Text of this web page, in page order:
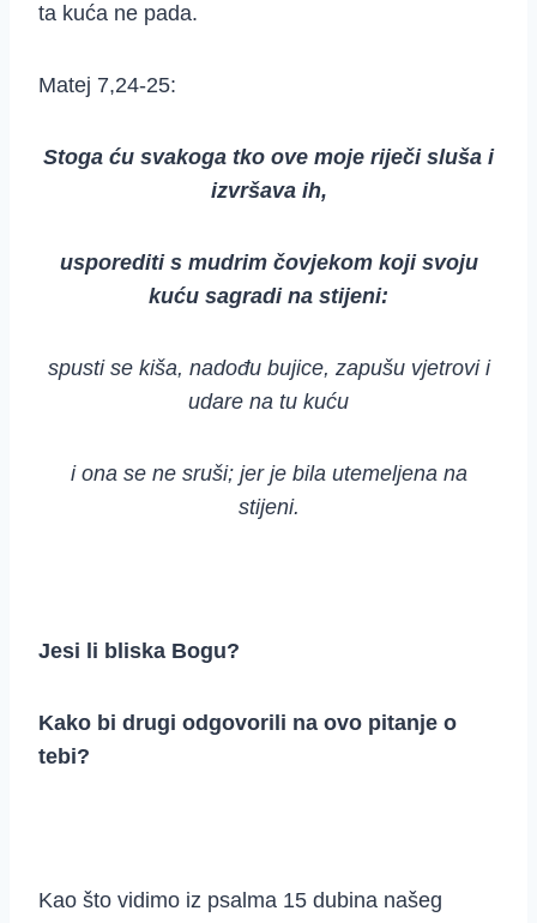
ta kuća ne pada.
Matej 7,24-25:
Stoga ću svakoga tko ove moje riječi sluša i
izvršava ih,
usporediti s mudrim čovjekom koji svoju
kuću sagradi na stijeni:
spusti se kiša, nadođu bujice, zapušu vjetrovi i
udare na tu kuću
i ona se ne sruši; jer je bila utemeljena na
stijeni.
Jesi li bliska Bogu?
Kako bi drugi odgovorili na ovo pitanje o
tebi?
Kao što vidimo iz psalma 15 dubina našeg